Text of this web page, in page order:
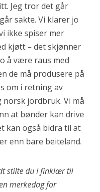
Jeg tror det går
sakte. Vi klarer jo
ikke spiser mer
kjøtt – det skjønner
å være raus med
de må produsere på
om i retning av
jordbruk. Vi må
at bønder kan drive
kan også bidra til at
enn bare beiteland.
stilte du i finklær til
merkedag for